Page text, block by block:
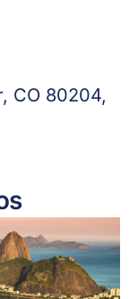
CO 80204,